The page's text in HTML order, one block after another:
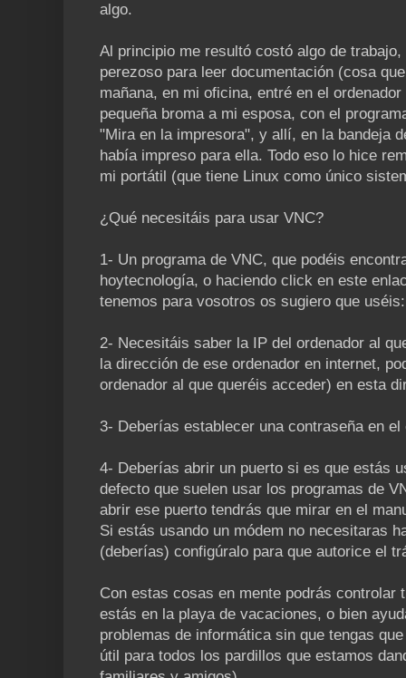
algo.
Al principio me resultó costó algo de
perezoso para leer documentación (cosa
mañana, en mi oficina, entré en el
pequeña broma a mi esposa, con el
"Mira en la impresora", y allí, en la bandeja
había impreso para ella. Todo eso lo hice
mi portátil (que tiene Linux como único
¿Qué necesitáis para usar VNC?
1- Un programa de VNC, que podéis
hoytecnología, o haciendo click en este
tenemos para vosotros os sugiero que
2- Necesitáis saber la IP del ordenador al
la dirección de ese ordenador en internet,
ordenador al que queréis acceder) en esta
3- Deberías establecer una contraseña en el
4- Deberías abrir un puerto si es que estás
defecto que suelen usar los programas de
abrir ese puerto tendrás que mirar en el
Si estás usando un módem no necesitaras
(deberías) configúralo para que autorice el
Con estas cosas en mente podrás controlar
estás en la playa de vacaciones, o bien
problemas de informática sin que tengas
útil para todos los pardillos que estamos